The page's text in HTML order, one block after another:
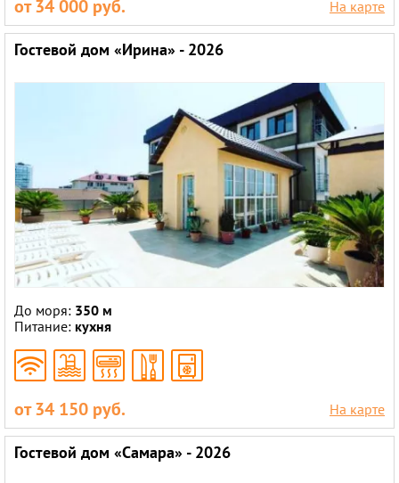
от 34 000 руб. На карте
Гостевой дом «Ирина» - 2026
До моря: 350 м
Питание: кухня
от 34 150 руб. На карте
Гостевой дом «Самара» - 2026